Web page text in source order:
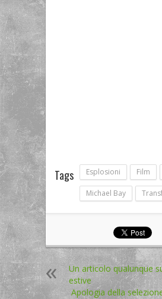
Tags Esplosioni Film
Michael Bay
Un articolo qualunque
estive
Apologia della